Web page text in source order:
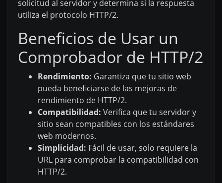
solicitud al servidor y determina si la respuesta
utiliza el protocolo HTTP/2.
Beneficios de Usar un
Comprobador de HTTP/2
Rendimiento: Garantiza que tu sitio web
pueda beneficiarse de las mejoras de
rendimiento de HTTP/2.
Compatibilidad: Verifica que tu servidor y
sitio sean compatibles con los estándares
web modernos.
Simplicidad: Fácil de usar, solo requiere la
URL para comprobar la compatibilidad con
HTTP/2.